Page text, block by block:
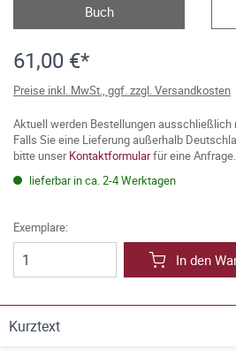
Buch
61,00 €*
Preise inkl. MwSt., ggf. zzgl. Versandkosten
Aktuell werden Bestellungen
Falls Sie eine Lieferung außerhalb
bitte unserKontaktformularfür eine Anfrage.
lieferbar in ca. 2-4 Werktagen
Exemplare:
In den
Kurztext